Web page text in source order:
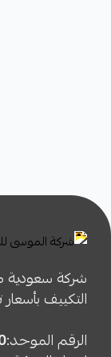
شركة سعودية
التكييف
الرقم الموحد: